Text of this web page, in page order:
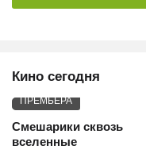
Кино сегодня
ПРЕМЬЕРА
Смешарики сквозь
вселенные